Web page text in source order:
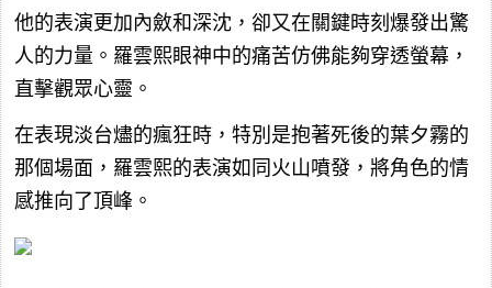
他的表演更加內斂和深沈，卻又在關鍵時刻爆發出驚
人的力量。羅雲熙眼神中的痛苦仿佛能夠穿透螢幕，
直擊觀眾心靈。
在表現淡台燼的瘋狂時，特別是抱著死後的葉夕霧的
那個場面，羅雲熙的表演如同火山噴發，將角色的情
感推向了頂峰。